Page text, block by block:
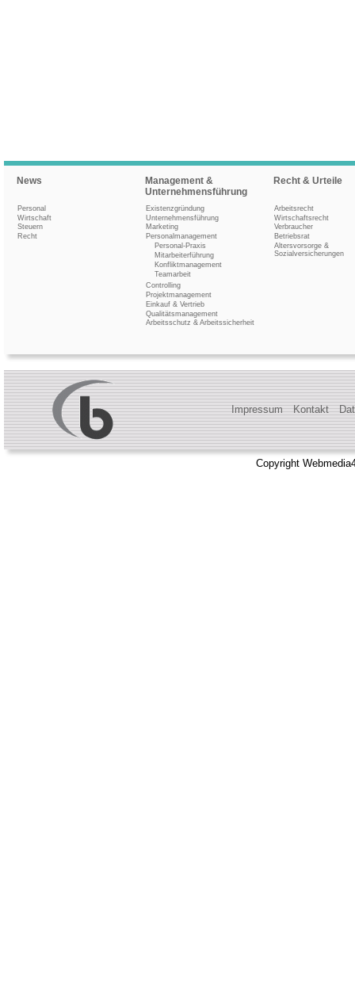
News
Personal
Wirtschaft
Steuern
Recht
Management &
Unternehmensführung
Existenzgründung
Unternehmensführung
Marketing
Personalmanagement
Personal-Praxis
Mitarbeiterführung
Konfliktmanagement
Teamarbeit
Controlling
Projektmanagement
Einkauf & Vertrieb
Qualitätsmanagement
Arbeitsschutz & Arbeitssicherheit
Recht & Urteile
Arbeitsrecht
Wirtschaftsrecht
Verbraucher
Betriebsrat
Altersvorsorge &
Sozialversicherungen
Impressum Kontakt
Copyright